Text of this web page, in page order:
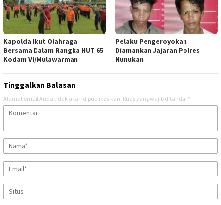
Kapolda Ikut Olahraga
Bersama Dalam Rangka HUT 65
Kodam VI/Mulawarman
Pelaku Pengeroyokan
Diamankan Jajaran Polres
Nunukan
Tinggalkan Balasan
Alamat email Anda tidak akan dipublikasikan. Ruas yang wajib ditandai *